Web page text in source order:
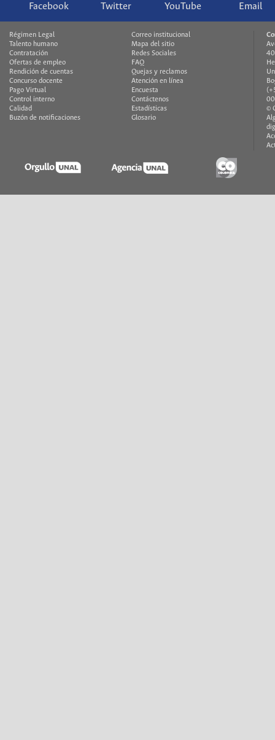
Facebook Twitter YouTube Email
Régimen Legal
Talento humano
Contratación
Ofertas de empleo
Rendición de cuentas
Concurso docente
Pago Virtual
Control interno
Calidad
Buzón de notificaciones
Correo institucional
Mapa del sitio
Redes Sociales
FAQ
Quejas y reclamos
Atención en línea
Encuesta
Contáctenos
Estadísticas
Glosario
©